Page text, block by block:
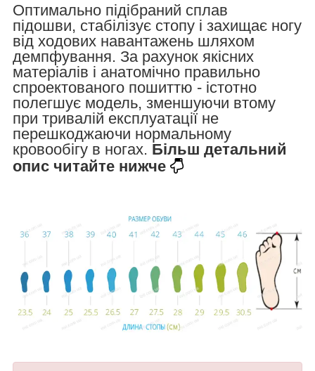
Оптимально підібраний сплав
підошви, стабілізує стопу і захищає ногу
від ходових навантажень шляхом
демпфування. За рахунок якісних
матеріалів і анатомічно правильно
спроектованого пошиттю - істотно
полегшує модель, зменшуючи втому
при тривалій експлуатації не
перешкоджаючи нормальному
кровообігу в ногах. Більш детальний
опис читайте нижче